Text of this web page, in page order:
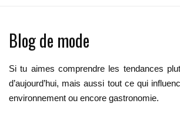
Blog de mode
Si tu aimes comprendre les tendances
d’aujourd’hui, mais aussi tout ce qui
environnement ou encore gastronomie.